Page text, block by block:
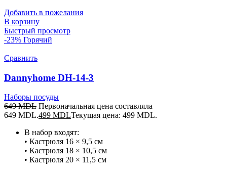
Добавить в пожелания
В корзину
Быстрый просмотр
-23% Горячий
Сравнить
Dannyhome DH-14-3
Наборы посуды
649MDL Первоначальная цена составляла
649 MDL.499 MDLТекущая цена: 499 MDL.
В набор входят:
• Кастрюля 16 × 9,5 см
• Кастрюля 18 × 10,5 см
• Кастрюля 20 × 11,5 см